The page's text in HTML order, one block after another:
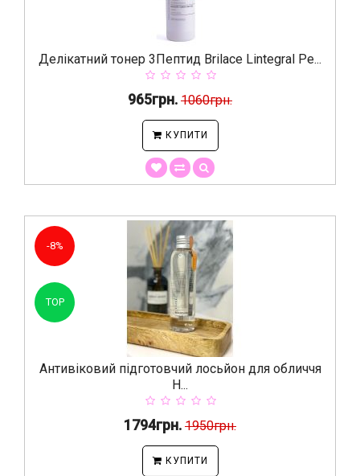
Делікатний тонер 3Пептид Brilace Lintegral Pe...
965грн. 1060грн.
КУПИТИ
-8%
TOP
Антивіковий підготовчий лосьйон для обличчя
H...
1794грн. 1950грн.
КУПИТИ